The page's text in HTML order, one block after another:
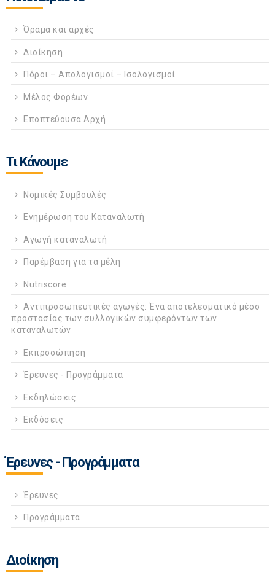
Όραμα και αρχές
Διοίκηση
Πόροι – Απολογισμοί – Ισολογισμοί
Μέλος Φορέων
Εποπτεύουσα Αρχή
Τι Κάνουμε
Νομικές Συμβουλές
Ενημέρωση του Καταναλωτή
Αγωγή καταναλωτή
Παρέμβαση για τα μέλη
Nutriscore
Αντιπροσωπευτικές αγωγές: Ένα αποτελεσματικό μέσο
προστασίας των συλλογικών συμφερόντων των
καταναλωτών
Εκπροσώπηση
Έρευνες - Προγράμματα
Εκδηλώσεις
Εκδόσεις
Έρευνες - Προγράμματα
Έρευνες
Προγράμματα
Διοίκηση